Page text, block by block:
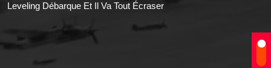
Leveling Débarque Et Il Va Tout Écraser